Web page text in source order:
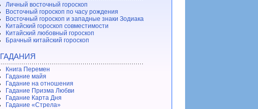
Личный восточный гороскоп
Восточный гороскоп по часу рождения
Восточный гороскоп и западные знаки Зодиака
Китайский гороскоп совместимости
Китайский любовный гороскоп
Брачный китайский гороскоп
ГАДАНИЯ
Книга Перемен
Гадание майя
Гадание на отношения
Гадание Призма Любви
Гадание Карта Дня
Гадание «Стрела»